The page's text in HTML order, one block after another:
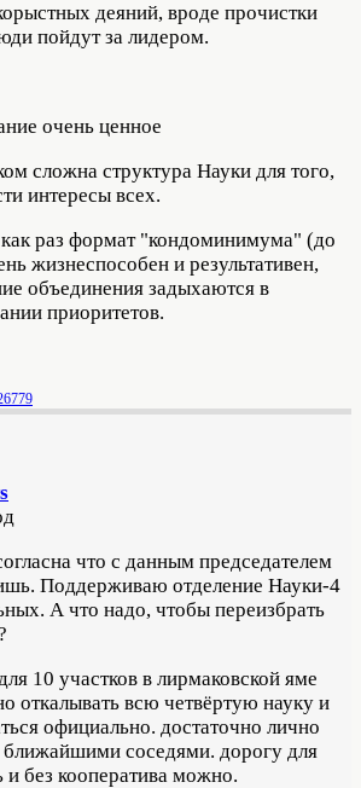
деяний, вроде прочистки
пойдут за лидером.
очень ценное
сложна структура Науки для того,
интересы всех.
раз формат "кондоминимума" (до
жизнеспособен и результативен,
объединения задыхаются в
приоритетов.
что с данным председателем
Поддерживаю отделение Науки-4
А что надо, чтобы переизбрать
10 участков в лирмаковской яме
откалывать всю четвёртую науку и
официально. достаточно лично
ближайшими соседями. дорогу для
и без кооператива можно.